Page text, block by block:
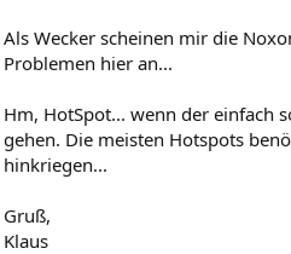
Als Wecker scheinen mir die
Problemen hier an...
Hm, HotSpot... wenn der einfach
gehen. Die meisten Hotspots
hinkriegen...
Gruß,
Klaus